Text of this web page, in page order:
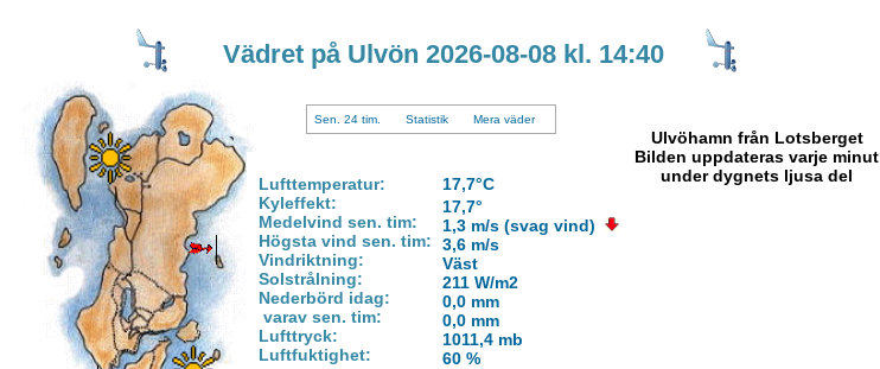
Vädret på Ulvön 2026-08-08 kl. 14:40
Lufttemperatur:
Kyleffekt:
Medelvind sen. tim:
Högsta vind sen. tim:
Vindriktning:
Solstrålning:
Nederbörd idag:
varav sen. tim:
Lufttryck:
Luftfuktighet:
17,7°C
17,7°
1,3 m/s (svag vind)
3,6 m/s
Väst
211 W/m2
0,0 mm
0,0 mm
1011,4 mb
60 %
Ulvöhamn från Lotsberget
Bilden uppdateras varje minut
under dygnets ljusa del
Sen. 24 tim. Statistik Mera väder